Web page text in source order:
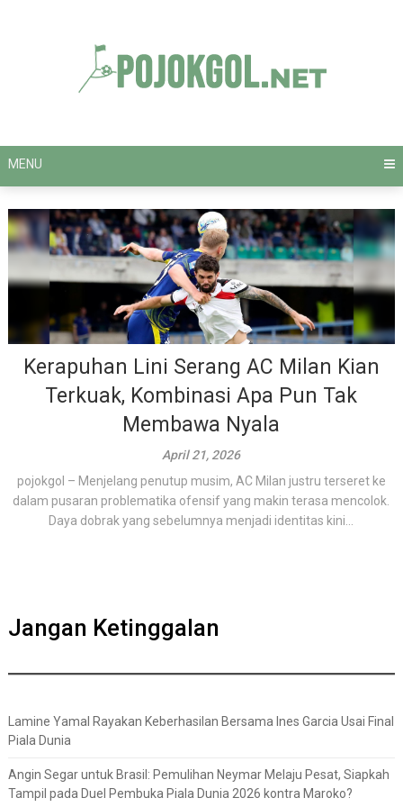
MENU
Kerapuhan Lini Serang AC Milan Kian
Terkuak, Kombinasi Apa Pun Tak
Membawa Nyala
April 21, 2026
pojokgol – Menjelang penutup musim, AC Milan justru terseret ke
dalam pusaran problematika ofensif yang makin terasa mencolok.
Daya dobrak yang sebelumnya menjadi identitas kini...
Jangan Ketinggalan
Lamine Yamal Rayakan Keberhasilan Bersama Ines Garcia Usai Final
Piala Dunia
Angin Segar untuk Brasil: Pemulihan Neymar Melaju Pesat, Siapkah
Tampil pada Duel Pembuka Piala Dunia 2026 kontra Maroko?